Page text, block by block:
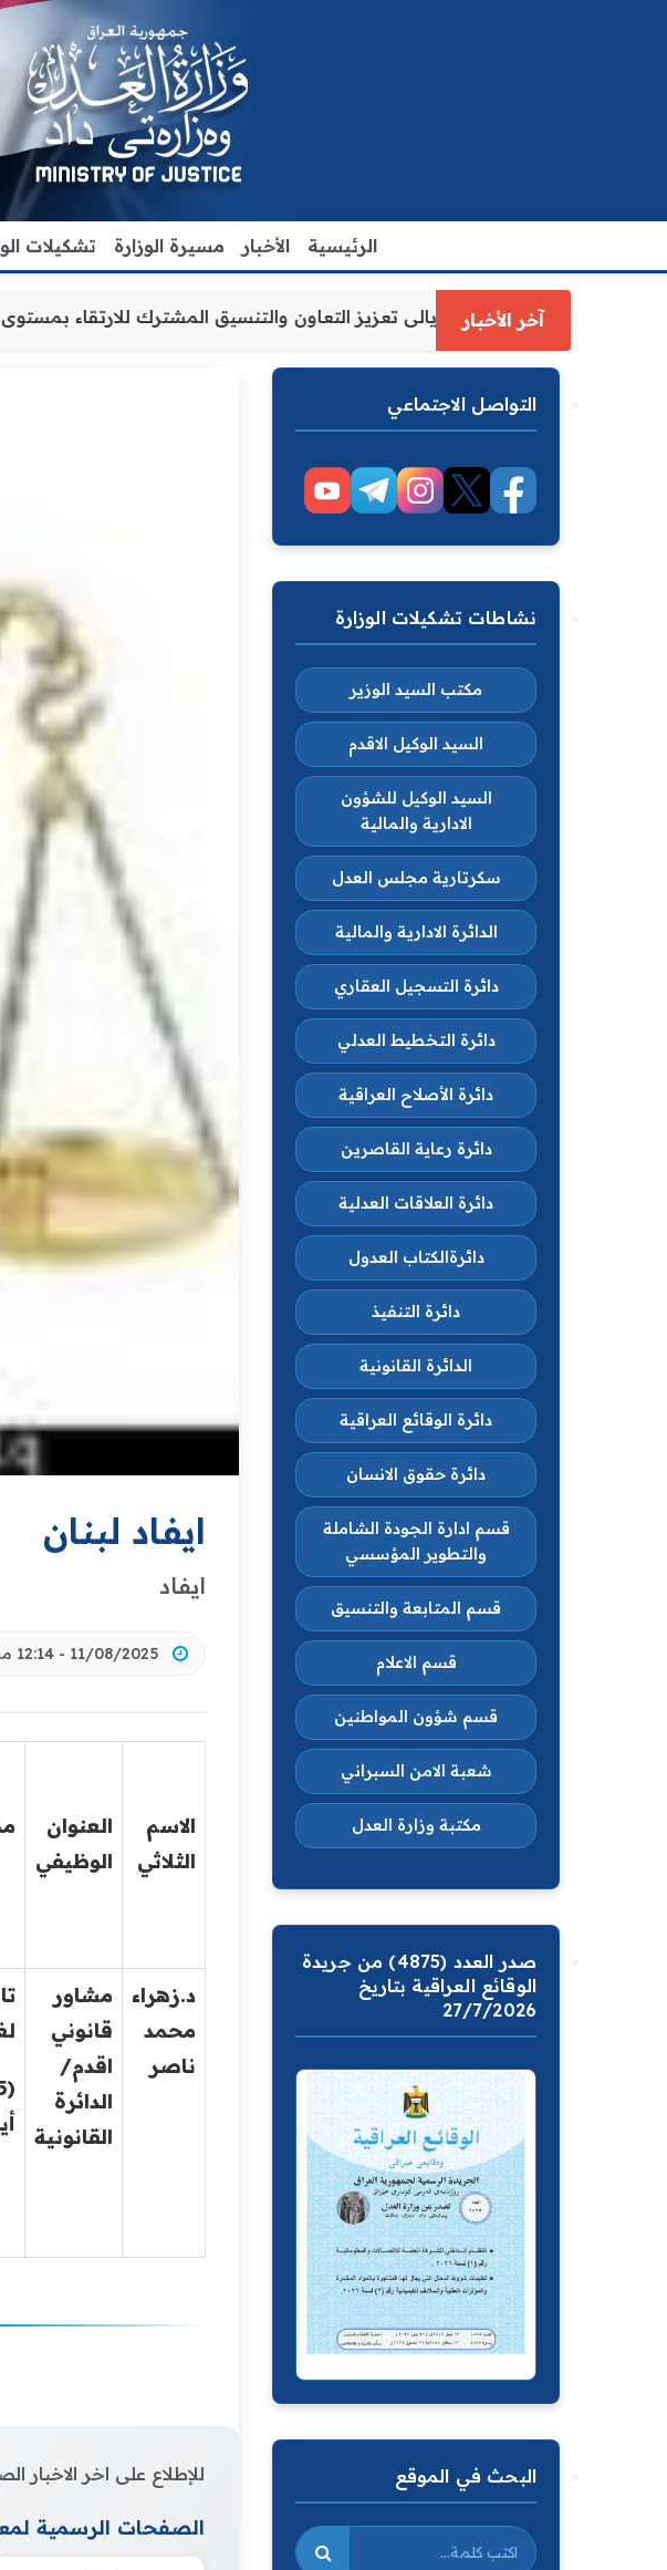
الرئيسية الأخبار مسيرة الوزارة تشكيلات
آخر الأخبار
الاقدم يبحث مع رئيس مجلس محافظة ديالى تعزيز التعاون والتنسيق المشترك
ايفاد لبنان
ايفاد
11/08/2025 - 12:14 مساءً
الاسم
الثلاثي
العنوان
الوظيفي
د.زهراء
محمد
ناصر
مشاور
قانوني
اقدم/
الدائرة
القانونية
للإطلاع على اخر الاخبار
الصفحات الرسمية
التواصل الاجتماعي
نشاطات تشكيلات الوزارة
مكتب السيد الوزير
السيد الوكيل الاقدم
السيد الوكيل للشؤون
الادارية والمالية
سكرتارية مجلس العدل
الدائرة الادارية والمالية
دائرة التسجيل العقاري
دائرة التخطيط العدلي
دائرة الأصلاح العراقية
دائرة رعاية القاصرين
دائرة العلاقات العدلية
دائرةالكتاب العدول
دائرة التنفيذ
الدائرة القانونية
دائرة الوقائع العراقية
دائرة حقوق الانسان
قسم ادارة الجودة الشاملة
والتطوير المؤسسي
قسم المتابعة والتنسيق
قسم الاعلام
قسم شؤون المواطنين
شعبة الامن السبراني
مكتبة وزارة العدل
صدر العدد (4875) من جريدة
الوقائع العراقية بتاريخ
27/7/2026
البحث في الموقع